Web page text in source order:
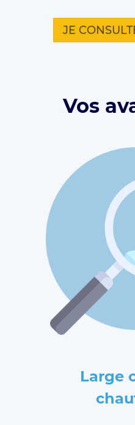
JE
Vos
Large